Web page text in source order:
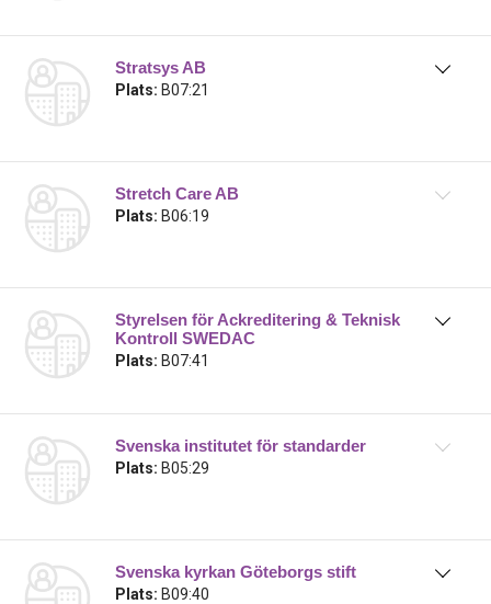
Stratsys AB
Plats: B07:21
Stretch Care AB
Plats: B06:19
Styrelsen för Ackreditering & Teknisk
Kontroll SWEDAC
Plats: B07:41
Svenska institutet för standarder
Plats: B05:29
Svenska kyrkan Göteborgs stift
Plats: B09:40